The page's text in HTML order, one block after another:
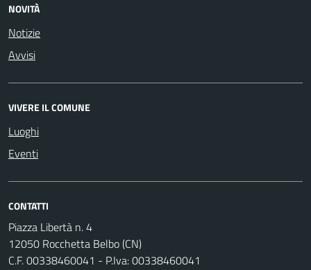
NOVITÀ
Notizie
Avvisi
VIVERE IL COMUNE
Luoghi
Eventi
CONTATTI
Piazza Libertà n. 4
12050 Rocchetta Belbo (CN)
C.F. 00338460041 - P.Iva: 00338460041